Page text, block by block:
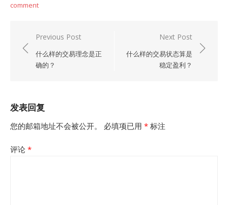
comment
章
Previous Post
什么样的交易理念是正
确的？
Next Post
什么样的交易状态算是
稳定盈利？
发表回复
您的邮箱地址不会被公开。
必填项已用 * 标注
评论 *